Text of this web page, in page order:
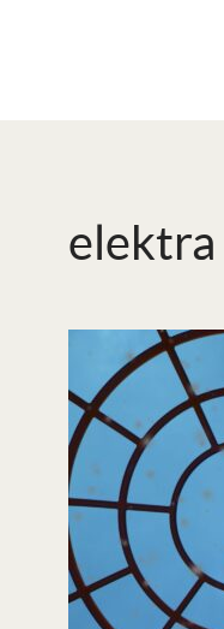
elektra